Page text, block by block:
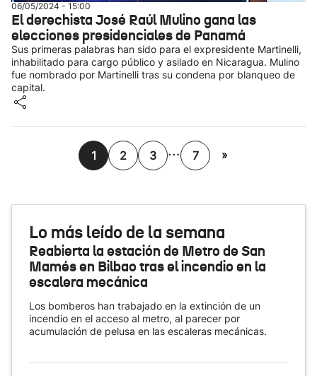
06/05/2024 - 15:00
El derechista José Raúl Mulino gana las
elecciones presidenciales de Panamá
Sus primeras palabras han sido para el expresidente Martinelli,
inhabilitado para cargo público y asilado en Nicaragua. Mulino
fue nombrado por Martinelli tras su condena por blanqueo de
capital.
1 2 3 ... 7 »
Lo más leído de la semana
Reabierta la estación de Metro de San
Mamés en Bilbao tras el incendio en la
escalera mecánica
Los bomberos han trabajado en la extinción de un
incendio en el acceso al metro, al parecer por
acumulación de pelusa en las escaleras mecánicas.